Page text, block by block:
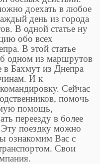
доехать в любое
день из города
В одной статье ну
обо всех
В этой статье
одном из маршрутов
в Бахмут из Днепра
И к
Сейчас
помочь
помощь,
переезду в более
поездку можно
ознакомим Вас с
Свои